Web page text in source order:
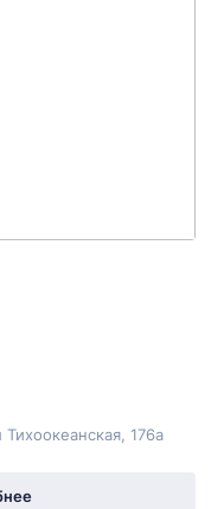
Тихоокеанская , 176а